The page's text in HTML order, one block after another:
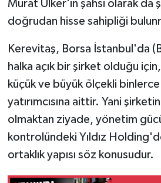
Murat Ülker'in şahsi olarak da
doğrudan hisse sahipliği
Kerevitaş, Borsa İstanbul'da
halka açık bir şirket olduğu
küçük ve büyük ölçekli
yatırımcısına aittir. Yani
olmaktan ziyade, yönetim
kontrolündeki Yıldız
ortaklık yapısı söz konusudur.